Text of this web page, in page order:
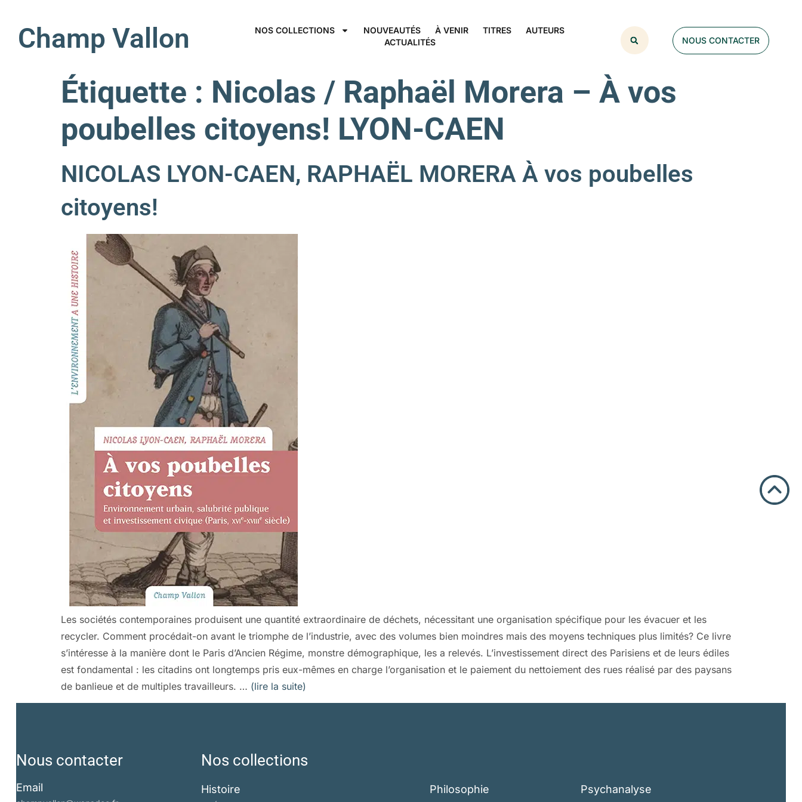
Champ Vallon NOS COLLECTIONS NOUVEAUTÉS À VENIR TITRES
AUTEURS
ACTUALITÉS
NOUS CONTACTER
Étiquette : Nicolas / Raphaël Morera – À vos
poubelles citoyens! LYON-CAEN
NICOLAS LYON-CAEN, RAPHAËL MORERA À vos poubelles
citoyens!
Les sociétés contemporaines produisent une quantité extraordinaire de déchets, nécessitant une organisation spécifique pour les évacuer et les
recycler. Comment procédait-on avant le triomphe de l’industrie, avec des volumes bien moindres mais des moyens techniques plus limités? Ce livre
s’intéresse à la manière dont le Paris d’Ancien Régime, monstre démographique, les a relevés. L’investissement direct des Parisiens et de leurs édiles
est fondamental : les citadins ont longtemps pris eux-mêmes en charge l’organisation et le paiement du nettoiement des rues réalisé par des paysans
de banlieue et de multiples travailleurs. … (lire la suite)
Nous contacter
Email
Nos collections
Histoire Philosophie Psychanalyse